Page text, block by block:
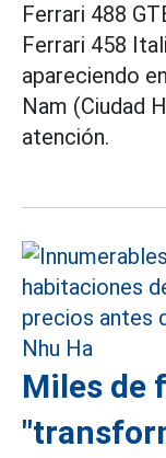
Ferrari 488
Ferrari 458
apareciendo
Nam (Ciudad
atención.
Miles de